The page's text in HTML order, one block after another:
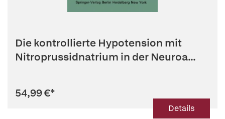
Die kontrollierte Hypotension mit
Nitroprussidnatrium in der Neuroa...
54,99 €*
Details